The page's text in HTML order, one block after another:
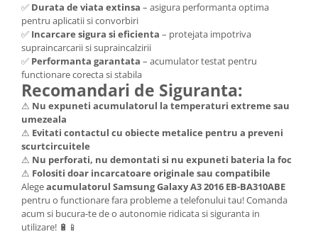
HTC
Huawei
Iphone
IPOD
Lenovo
LG
Motorola
Nokia
Oppo
Samsung
Sony
Vodafone
Wiko
✅ Durata de viata extinsa – asigura performanta optima
pentru aplicatii si convorbiri
✅ Incarcare sigura si eficienta – protejata impotriva
supraincarcarii si supraincalzirii
✅ Performanta garantata – acumulator testat pentru
functionare corecta si stabila
Recomandari de Siguranta:
⚠ Nu expuneti acumulatorul la temperaturi extreme sau
umezeala
⚠ Evitati contactul cu obiecte metalice pentru a preveni
scurtcircuitele
⚠ Nu perforati, nu demontati si nu expuneti bateria la foc
⚠ Folositi doar incarcatoare originale sau compatibile
Alegeacumulatorul Samsung Galaxy A3 2016 EB-BA310ABE
pentru o functionare fara probleme a telefonului tau! Comanda
acum si bucura-te de o autonomie ridicata si siguranta in
utilizare! 🔋📱